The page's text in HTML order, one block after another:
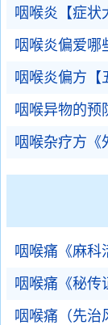
咽喉炎【症状
咽喉炎偏爱哪
咽喉炎偏方【
咽喉异物的预
咽喉杂疗方《
咽喉痛《麻科
咽喉痛《秘传
咽喉痛（先治